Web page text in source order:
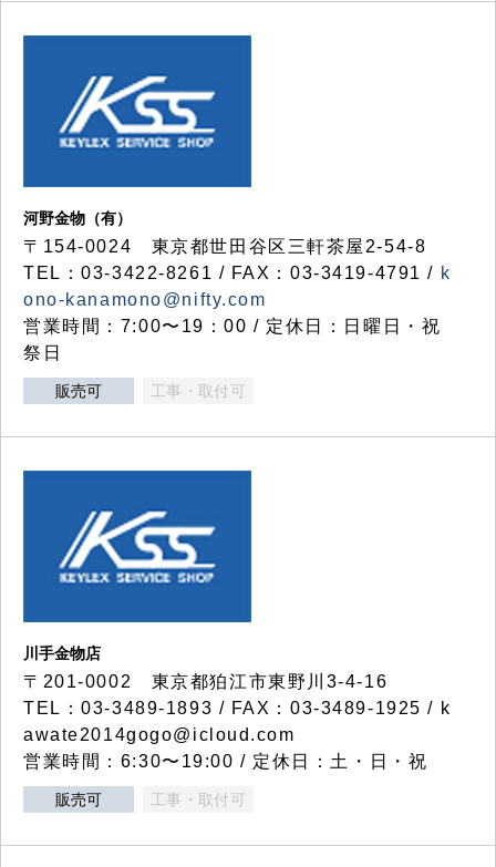
河野金物（有）
〒154-0024 東京都世田谷区三軒茶屋2-54-8
TEL：03-3422-8261 / FAX：03-3419-4791 / k
ono-kanamono@nifty.com
営業時間：7:00〜19：00 / 定休日：日曜日・祝
祭日
販売可 工事・取付可
川手金物店
〒201-0002 東京都狛江市東野川3-4-16
TEL：03-3489-1893 / FAX：03-3489-1925 / k
awate2014gogo@icloud.com
営業時間：6:30〜19:00 / 定休日：土・日・祝
販売可 工事・取付可